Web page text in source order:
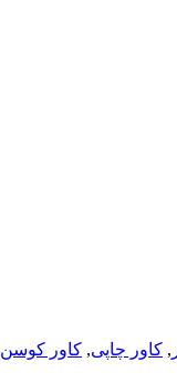
, کاور چاپی, کاور کوسن